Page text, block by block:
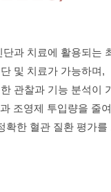
과 치료에 활용되는
및 치료가 가능하며,
관찰과 기능 분석이
조영제 투입량을 줄
확한 혈관 질환 평가를